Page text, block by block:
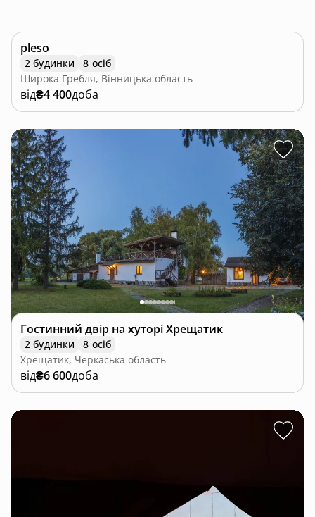
pleso
2 будинки
8 осіб
Широка Гребля, Вінницька область
від₴4 400доба
Гостинний двір на хуторі Хрещатик
2 будинки
8 осіб
Хрещатик, Черкаська область
від₴6 600доба